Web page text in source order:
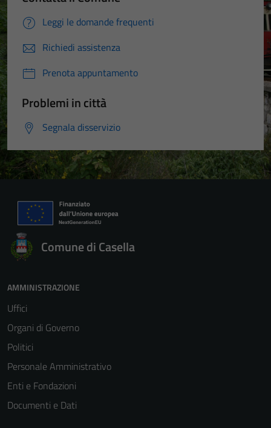
Leggi le domande frequenti
Richiedi assistenza
Prenota appuntamento
Problemi in città
Segnala disservizio
Comune di Casella
AMMINISTRAZIONE
Uffici
Organi di Governo
Politici
Personale Amministrativo
Enti e Fondazioni
Documenti e Dati